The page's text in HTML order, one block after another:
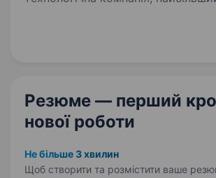
Резюме — перший
нової роботи
Не більше 3 хвилин
Щоб створити та розмістити ваше